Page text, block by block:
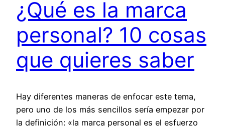
¿Qué es la marca
personal? 10 cosas
que quieres saber
Hay diferentes maneras de enfocar este tema,
pero uno de los más sencillos sería empezar por
la definición: «la marca personal es el esfuerzo